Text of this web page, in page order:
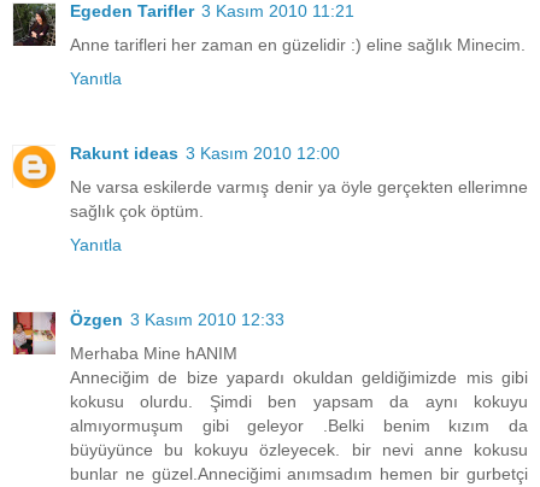
Egeden Tarifler 3 Kasım 2010 11:21
Anne tarifleri her zaman en güzelidir :) eline sağlık Minecim.
Yanıtla
Rakunt ideas 3 Kasım 2010 12:00
Ne varsa eskilerde varmış denir ya öyle gerçekten ellerimne
sağlık çok öptüm.
Yanıtla
Özgen 3 Kasım 2010 12:33
Merhaba Mine hANIM
Anneciğim de bize yapardı okuldan geldiğimizde mis gibi
kokusu olurdu. Şimdi ben yapsam da aynı kokuyu
almıyormuşum gibi geleyor .Belki benim kızım da
büyüyünce bu kokuyu özleyecek. bir nevi anne kokusu
bunlar ne güzel.Anneciğimi anımsadım hemen bir gurbetçi